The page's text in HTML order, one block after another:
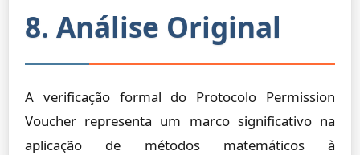
8. Análise Original
A verificação formal do Protocolo Permission
Voucher representa um marco significativo na
aplicação de métodos matemáticos à